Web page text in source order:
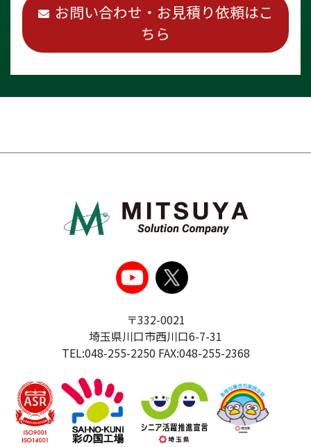
お問い合わせ・お見積り依頼はこ
ちら
〒332-0021
埼玉県川口市西川口6-7-31
TEL:048-255-2250 FAX:048-255-2368